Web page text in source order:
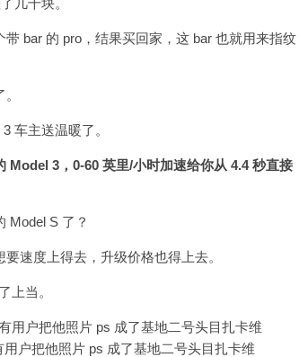
bar 的 pro，结果买回家，这 bar 也就用来指纹
主送温暖了。
Model 3，0-60 英里/小时加速给你从 4.4 秒直接
S 了？
度上得去，升级价格也得上去。
当。
用户把他照片 ps 成了基地二号头目扎卡维